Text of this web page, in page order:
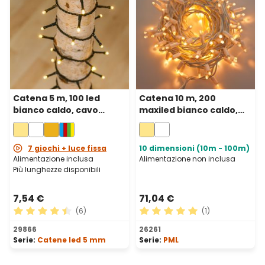
Catena 5 m, 100 led
bianco caldo, cavo
verde
7 giochi + luce fissa
Alimentazione inclusa
Più lunghezze disponibili
7,54 €
Valutazione media di 4.5 su 5 stelle
(6)
29866
Serie: Catene led 5 mm
Catena 10 m, 200
maxiled bianco caldo,
cavo bianco,
prolungabile, IP67
10 dimensioni (10m - 100m)
Alimentazione non inclusa
71,04 €
Valutazione media di 5 su
(1)
26261
Serie: PML